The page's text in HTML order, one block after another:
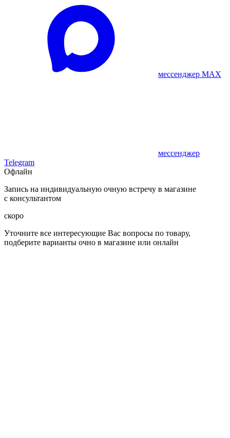
мессенджер MAX
мессенджер
Telegram
Офлайн
Запись на индивидуальную очную встречу в магазине
с консультантом
скоро
Уточните все интересующие Вас вопросы по товару,
подберите варианты очно в магазине или онлайн